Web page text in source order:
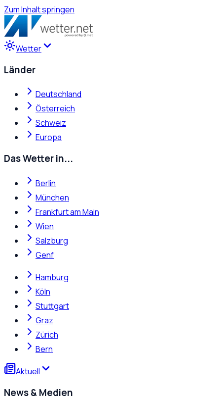
Zum Inhalt springen
Wetter
Länder
Deutschland
Österreich
Schweiz
Europa
Das Wetter in...
Berlin
München
Frankfurt am Main
Wien
Salzburg
Genf
Hamburg
Köln
Stuttgart
Graz
Zürich
Bern
Aktuell
News & Medien